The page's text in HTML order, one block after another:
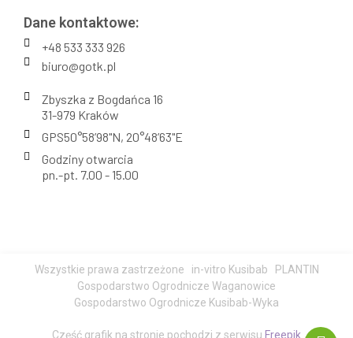
Dane kontaktowe:
+48 533 333 926
biuro@gotk.pl
Zbyszka z Bogdańca 16
31-979 Kraków
GPS50°58’98"N, 20°48’63"E
Godziny otwarcia
pn.-pt. 7.00 - 15.00
Wszystkie prawa zastrzeżone in-vitro Kusibab
PLANTIN
Gospodarstwo Ogrodnicze Waganowice
Gospodarstwo Ogrodnicze Kusibab-Wyka
Część grafik na stronie pochodzi z serwisu Freepik